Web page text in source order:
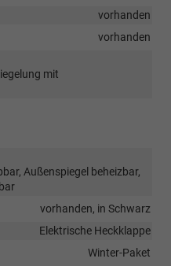
vorhanden
vorhanden
mit
Außenspiegel beheizbar,
vorhanden, in Schwarz
Elektrische Heckklappe
Winter-Paket